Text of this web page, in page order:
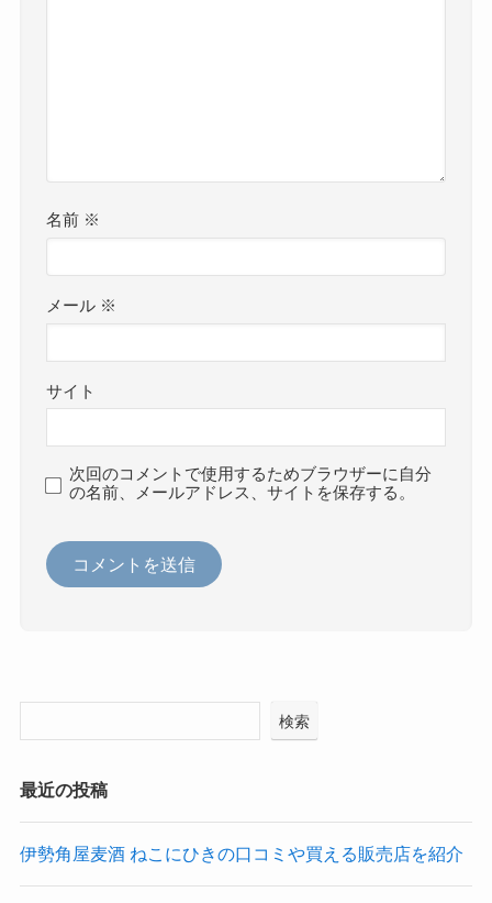
名前 ※
メール ※
サイト
次回のコメントで使用するためブラウザーに自分
の名前、メールアドレス、サイトを保存する。
検索
最近の投稿
伊勢角屋麦酒 ねこにひきの口コミや買える販売店を紹介